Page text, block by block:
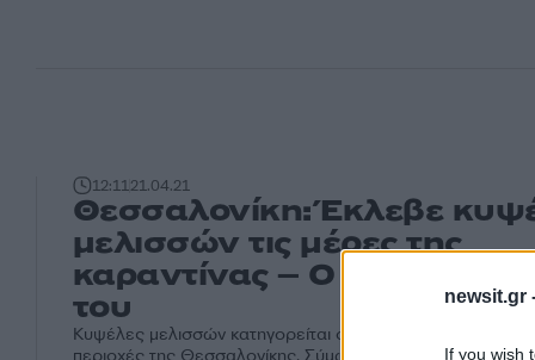
newsit.gr
If you wish
12:1121.04.21
Θεσσαλονίκη: Έκλεβε
μελισσών τις μέρες της
καραντίνας – Ο έλεγχος στο
του
Κυψέλες μελισσών κατηγορείται ότι έκλεβε 68χρονος από